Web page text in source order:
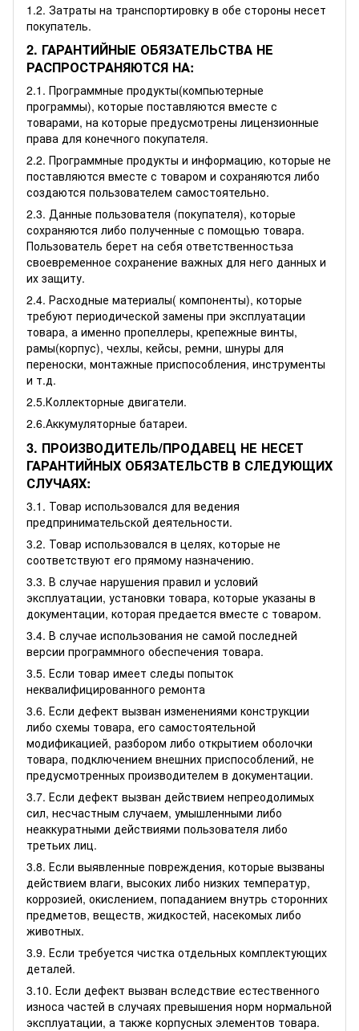
1.2. Затраты на транспортировку в обе стороны несет
покупатель.
2. ГАРАНТИЙНЫЕ ОБЯЗАТЕЛЬСТВА НЕ
РАСПРОСТРАНЯЮТСЯ НА:
2.1. Программные продукты(компьютерные
программы), которые поставляются вместе с
товарами, на которые предусмотрены лицензионные
права для конечного покупателя.
2.2. Программные продукты и информацию, которые не
поставляются вместе с товаром и сохраняются либо
создаются пользователем самостоятельно.
2.3. Данные пользователя (покупателя), которые
сохраняются либо полученные с помощью товара.
Пользователь берет на себя ответственностьза
своевременное сохранение важных для него данных и
их защиту.
2.4. Расходные материалы( компоненты), которые
требуют периодической замены при эксплуатации
товара, а именно пропеллеры, крепежные винты,
рамы(корпус), чехлы, кейсы, ремни, шнуры для
переноски, монтажные приспособления, инструменты
и т.д.
2.5.Коллекторные двигатели.
2.6.Аккумуляторные батареи.
3. ПРОИЗВОДИТЕЛЬ/ПРОДАВЕЦ НЕ НЕСЕТ
ГАРАНТИЙНЫХ ОБЯЗАТЕЛЬСТВ В СЛЕДУЮЩИХ
СЛУЧАЯХ:
3.1. Товар использовался для ведения
предпринимательской деятельности.
3.2. Товар использовался в целях, которые не
соответствуют его прямому назначению.
3.3. В случае нарушения правил и условий
эксплуатации, установки товара, которые указаны в
документации, которая предается вместе с товаром.
3.4. В случае использования не самой последней
версии программного обеспечения товара.
3.5. Если товар имеет следы попыток
неквалифицированного ремонта
3.6. Если дефект вызван изменениями конструкции
либо схемы товара, его самостоятельной
модификацией, разбором либо открытием оболочки
товара, подключением внешних приспособлений, не
предусмотренных производителем в документации.
3.7. Если дефект вызван действием непреодолимых
сил, несчастным случаем, умышленными либо
неаккуратными действиями пользователя либо
третьих лиц.
3.8. Если выявленные повреждения, которые вызваны
действием влаги, высоких либо низких температур,
коррозией, окислением, попаданием внутрь сторонних
предметов, веществ, жидкостей, насекомых либо
животных.
3.9. Если требуется чистка отдельных комплектующих
деталей.
3.10. Если дефект вызван вследствие естественного
износа частей в случаях превышения норм нормальной
эксплуатации, а также корпусных элементов товара.